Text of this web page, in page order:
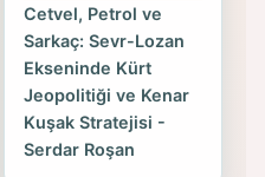
Cetvel, Petrol ve
Sarkaç: Sevr-Lozan
Ekseninde Kürt
Jeopolitiği ve Kenar
Kuşak Stratejisi -
Serdar Roşan